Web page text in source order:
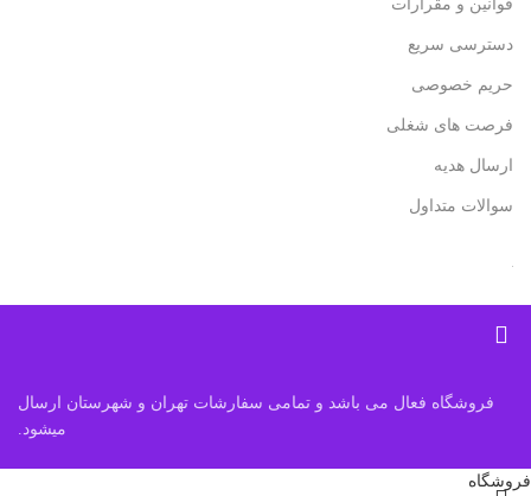
قوانین و مقرارات
دسترسی سریع
حریم خصوصی
فرصت های شغلی
ارسال هدیه
سوالات متداول
فروشگاه فعال می باشد و تمامی سفارشات تهران و شهرستان ارسال
میشود.
فروشگاه